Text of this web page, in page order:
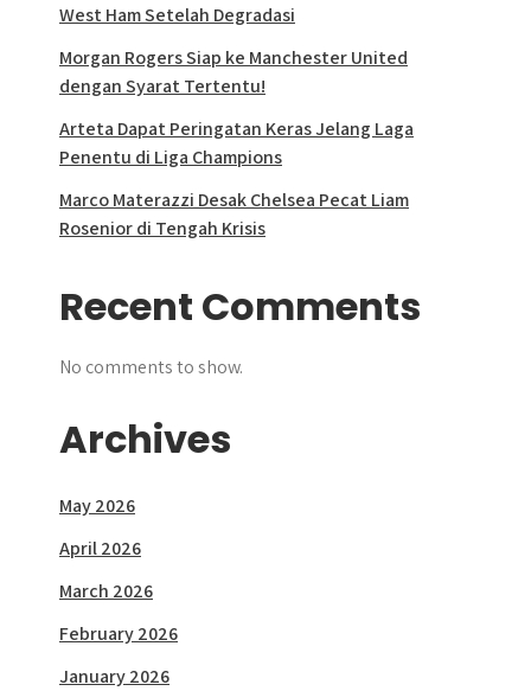
West Ham Setelah Degradasi
Morgan Rogers Siap ke Manchester United
dengan Syarat Tertentu!
Arteta Dapat Peringatan Keras Jelang Laga
Penentu di Liga Champions
Marco Materazzi Desak Chelsea Pecat Liam
Rosenior di Tengah Krisis
Recent Comments
No comments to show.
Archives
May 2026
April 2026
March 2026
February 2026
January 2026